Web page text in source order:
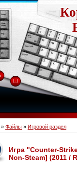
» Файлы » Игровой раздел
Игра "Counter-
Non-Steam] (2011 /